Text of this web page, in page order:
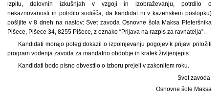
izpitu, delovnih izkušnjah v vzgoji in izobraževanju, potrdilo o
nekaznovanosti in potrdilo sodišča, da kandidat ni v kazenskem postopku)
pošljite v 8 dneh na naslov: Svet zavoda Osnovne šola Maksa Pleteršnika
Pišece, Pišece 34, 8255 Pišece, z oznako “Prijava na razpis za ravnatelja”.
Kandidati morajo poleg dokazil o izpolnjevanju pogojev k prijavi priložiti
program vodenja zavoda za mandatno obdobje in kratek življenjepis.
Kandidati bodo pisno obvestilo o izboru prejeli v zakonitem roku.
Svet zavoda
Osnovne šole Maksa